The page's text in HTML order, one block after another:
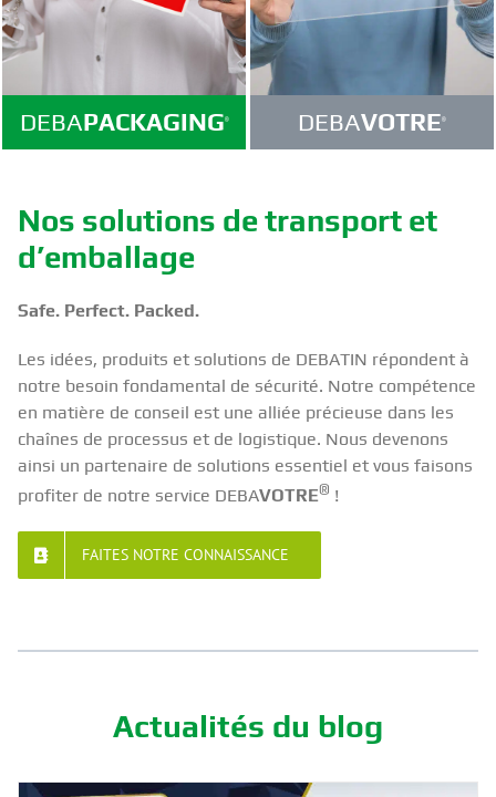
DEBAPACKAGING® DEBAVOTRE®
Nos solutions de transport et
d’emballage
Safe. Perfect. Packed.
Les idées, produits et solutions de DEBATIN répondent à
notre besoin fondamental de sécurité. Notre compétence
en matière de conseil est une alliée précieuse dans les
chaînes de processus et de logistique. Nous devenons
ainsi un partenaire de solutions essentiel et vous faisons
profiter de notre service DEBAVOTRE® !
FAITES NOTRE CONNAISSANCE
Actualités du blog